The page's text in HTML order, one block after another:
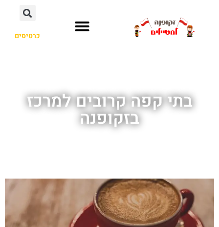
כרטיסים
בתי קפה קרובים למרכז
בזקופנה